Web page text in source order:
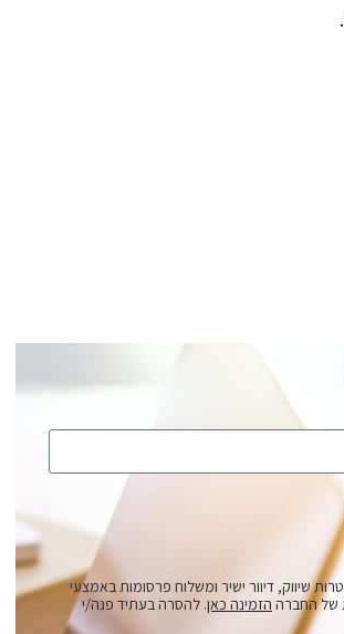
שיווק, דיוור ישיר ומשלוח פרסומות באמצעי
של החברה הזמינה כאן. להסרה בעתיד פנה/י